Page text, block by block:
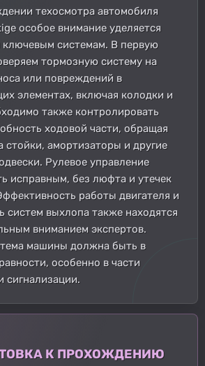
техосмотра автомобиля
особое внимание уделяется
ключевым системам. В первую
тормозную систему на
или повреждений в
элементах, включая колодки и
также контролировать
ходовой части, обращая
стойки, амортизаторы и другие
Рулевое управление
исправным, без люфта и утечек
работы двигателя и
систем выхлопа также находятся
вниманием экспертов.
машины должна быть в
особенно в части
сигнализации.
К ПРОХОЖДЕНИЮ